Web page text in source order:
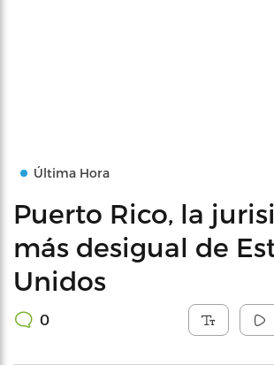
Última Hora
Puerto Rico, la
más desigual de
Unidos
0